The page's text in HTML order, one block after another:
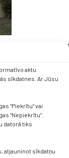
aktu
sīkdatnes. Ar Jūsu
“Piekrītu” vai
“Nepiekrītu”.
datorā tiks
atjauninot sīkdatņu